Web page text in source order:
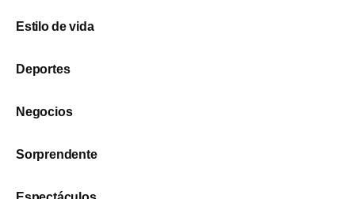
Estilo de vida
Deportes
Negocios
Sorprendente